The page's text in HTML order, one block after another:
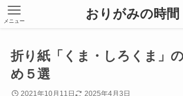
おりがみの時間
メニュー
折り紙「くま・しろくま」
め５選
2021年10月11日 2025年4月3日